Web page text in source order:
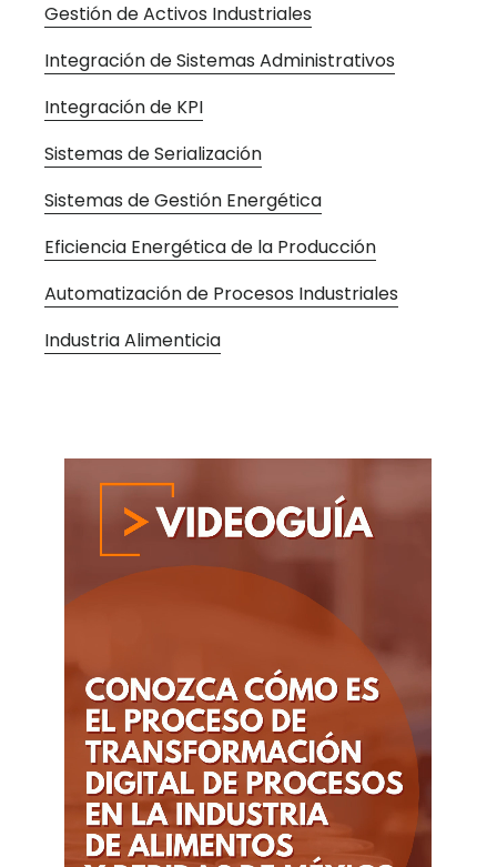
Gestión de Activos Industriales
Integración de Sistemas Administrativos
Integración de KPI
Sistemas de Serialización
Sistemas de Gestión Energética
Eficiencia Energética de la Producción
Automatización de Procesos Industriales
Industria Alimenticia